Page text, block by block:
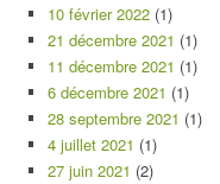
10 février 2022 (1)
21 décembre 2021 (1)
11 décembre 2021 (1)
6 décembre 2021 (1)
28 septembre 2021 (1)
4 juillet 2021 (1)
27 juin 2021 (2)